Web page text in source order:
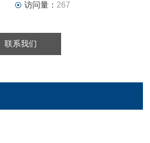
访问量： 267
联系我们